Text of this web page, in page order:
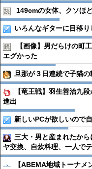
149cmの女体、クソほ
いろんなギターに目移
【画像】男だらけの町
エグかった
旦那が３日連続で子猫の
【竜王戦】羽生善治九
進出
新しいPCが欲しいので
三大・男と産まれたか
ヤ交換、自炊料理、一人で
【ABEMA地域トーナ